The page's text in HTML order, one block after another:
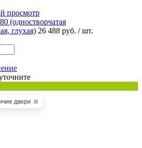
просмотр
(одностворчатая
глухая) 26 488 руб. / шт.
двери ✖